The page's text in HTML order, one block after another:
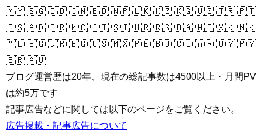
🇲🇾 🇸🇬 🇮🇩 🇮🇳 🇧🇩 🇳🇵 🇱🇰 🇰🇿 🇰🇬 🇺🇿 🇹🇷 🇵🇹
🇪🇸 🇦🇩 🇫🇷 🇲🇨 🇮🇹 🇸🇮 🇭🇷 🇷🇸 🇧🇦 🇲🇪 🇽🇰 🇲🇰
🇦🇱 🇧🇬 🇬🇷 🇪🇬 🇺🇸 🇲🇽 🇵🇪 🇧🇴 🇨🇱 🇦🇷 🇺🇾 🇵🇾
🇧🇷 🇦🇺
ブログ運営歴は20年、現在の総記事数は4500以上・月間PV
は約5万です
記事広告などに関しては以下のページをご覧ください。
広告掲載・記事広告について